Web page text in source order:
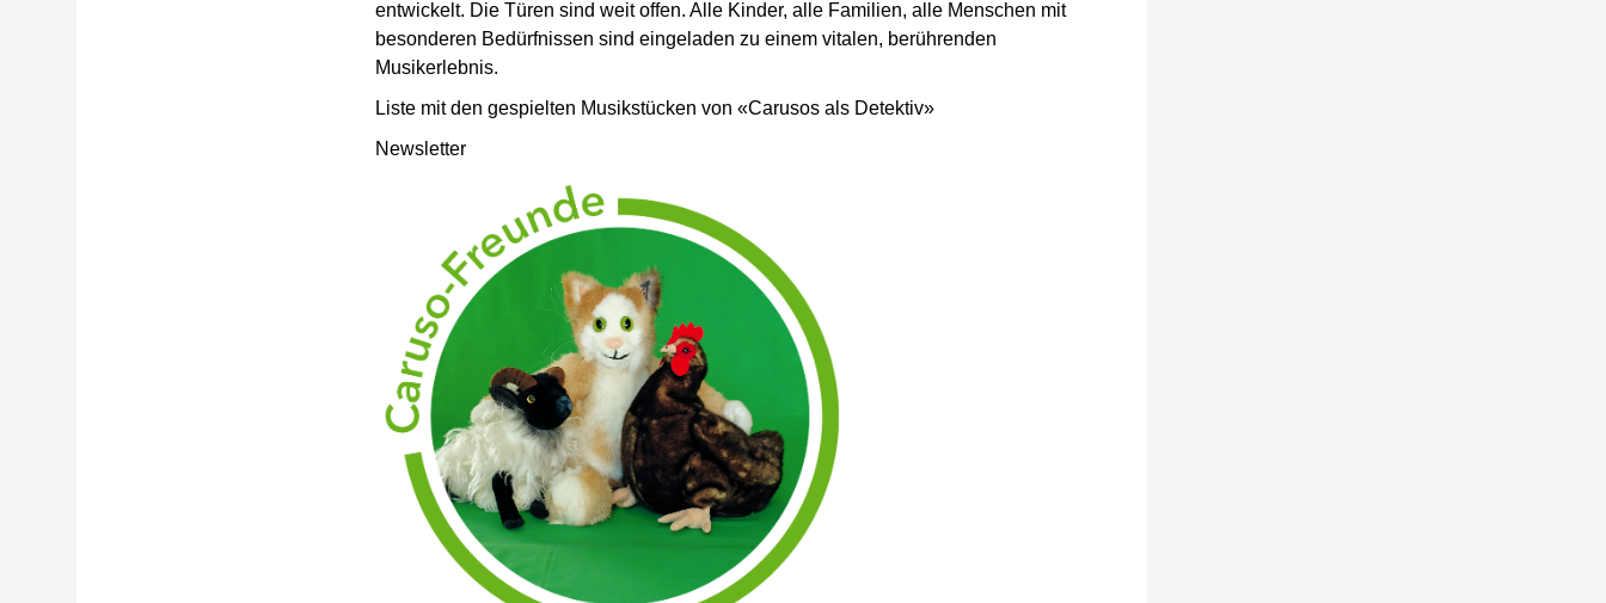
entwickelt. Die Türen sind weit offen. Alle Kinder, alle Familien, alle Menschen mit
besonderen Bedürfnissen sind eingeladen zu einem vitalen, berührenden
Musikerlebnis.
Liste mit den gespielten Musikstücken von «Carusos als Detektiv»
Newsletter